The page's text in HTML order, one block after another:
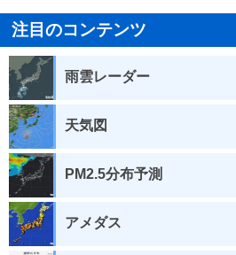
注目のコンテンツ
雨雲レーダー
天気図
PM2.5分布予測
アメダス